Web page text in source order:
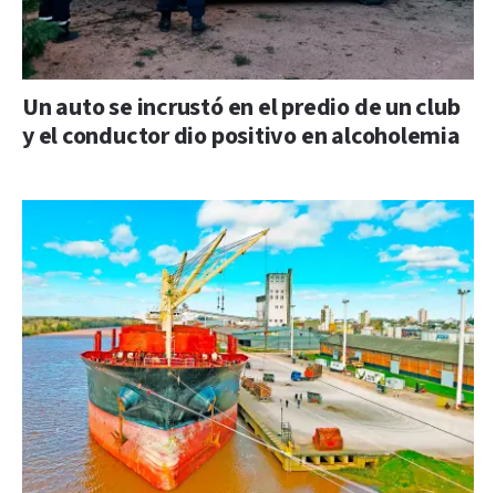
Un auto se incrustó en el predio de un club
y el conductor dio positivo en alcoholemia